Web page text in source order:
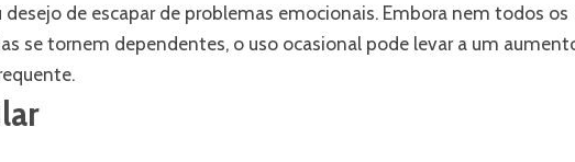
desejo de escapar de problemas emocionais. Embora nem todos os
se tornem dependentes, o uso ocasional pode levar a um